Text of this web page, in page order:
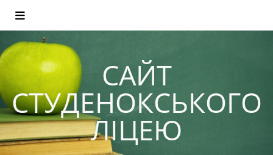
САЙТ
СТУДЕНОКСЬКОГО
ЛІЦЕЮ